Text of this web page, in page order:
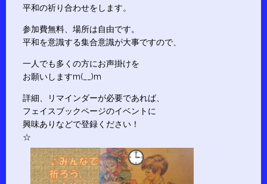
平和の祈り合わせをします。
参加費無料、場所は自由です。
平和を意識する集合意識が大事ですので、
一人でも多くの方にお声掛けを
お願いしますm(__)m
詳細、リマインダーが必要であれば、
フェイスブックページのイベントに
興味ありなどで登録ください！
☆